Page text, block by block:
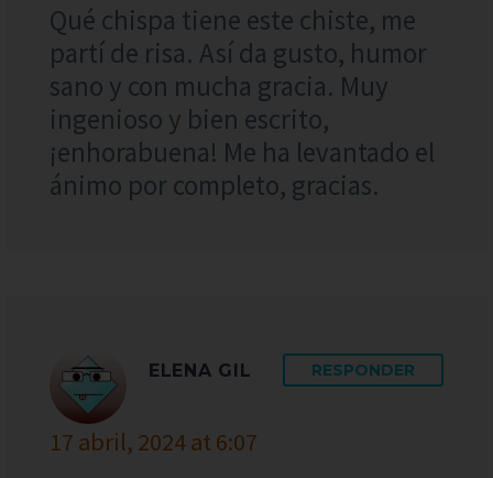
Qué chispa tiene este chiste, me
partí de risa. Así da gusto, humor
sano y con mucha gracia. Muy
ingenioso y bien escrito,
¡enhorabuena! Me ha levantado el
ánimo por completo, gracias.
ELENA GIL
17 abril, 2024 at 6:07
RESPONDER